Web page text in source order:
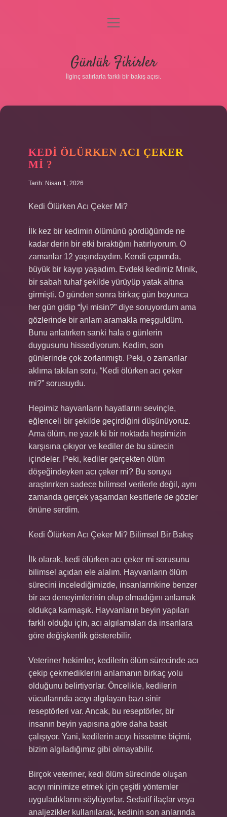
Gizlilik Politikası
Hakkımızda
menüyü
Günlük Fikirler
İlginç satırlarla farklı bir bakış açısı.
KEDI ÖLÜRKEN ACI ÇEKER
MI ?
Tarih: Nisan 1, 2026
Kedi Ölürken Acı Çeker Mi?
İlk kez bir kedimin ölümünü gördüğümde ne
kadar derin bir etki bıraktığını hatırlıyorum. O
zamanlar 12 yaşındaydım. Kendi çapımda,
büyük bir kayıp yaşadım. Evdeki kedimiz Minik,
bir sabah tuhaf şekilde yürüyüp yatak altına
girmişti. O günden sonra birkaç gün boyunca
her gün gidip “İyi misin?” diye soruyordum ama
gözlerinde bir anlam aramakla meşguldüm.
Bunu anlatırken sanki hala o günlerin
duygusunu hissediyorum. Kedim, son
günlerinde çok zorlanmıştı. Peki, o zamanlar
aklıma takılan soru, “Kedi ölürken acı çeker
mi?” sorusuydu.
Hepimiz hayvanların hayatlarını sevinçle,
eğlenceli bir şekilde geçirdiğini düşünüyoruz.
Ama ölüm, ne yazık ki bir noktada hepimizin
karşısına çıkıyor ve kediler de bu sürecin
içindeler. Peki, kediler gerçekten ölüm
döşeğindeyken acı çeker mi? Bu soruyu
araştırırken sadece bilimsel verilerle değil, aynı
zamanda gerçek yaşamdan kesitlerle de gözler
önüne serdim.
Kedi Ölürken Acı Çeker Mi? Bilimsel Bir Bakış
İlk olarak, kedi ölürken acı çeker mi sorusunu
bilimsel açıdan ele alalım. Hayvanların ölüm
sürecini incelediğimizde, insanlarınkine benzer
bir acı deneyimlerinin olup olmadığını anlamak
oldukça karmaşık. Hayvanların beyin yapıları
farklı olduğu için, acı algılamaları da insanlara
göre değişkenlik gösterebilir.
Veteriner hekimler, kedilerin ölüm sürecinde acı
çekip çekmediklerini anlamanın birkaç yolu
olduğunu belirtiyorlar. Öncelikle, kedilerin
vücutlarında acıyı algılayan bazı sinir
reseptörleri var. Ancak, bu reseptörler, bir
insanın beyin yapısına göre daha basit
çalışıyor. Yani, kedilerin acıyı hissetme biçimi,
bizim algıladığımız gibi olmayabilir.
Birçok veteriner, kedi ölüm sürecinde oluşan
acıyı minimize etmek için çeşitli yöntemler
uyguladıklarını söylüyorlar. Sedatif ilaçlar veya
analjezikler kullanılarak, kedinin son anlarında